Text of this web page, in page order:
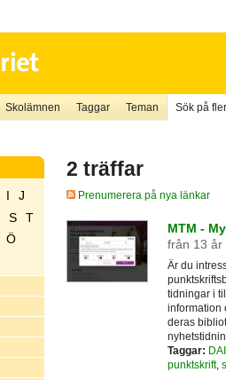
Skolämnen Taggar Teman Sök på
I
J
S
T
Ö
2 träffar
Prenumerera på nya länkar
MTM -
från 13 år
Är du
tidningar i
information
deras
Taggar:
punktskrift,